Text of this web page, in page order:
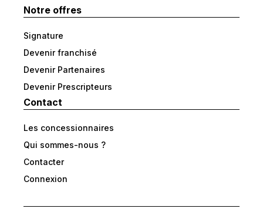
Notre offres
Signature
Devenir franchisé
Devenir Partenaires
Devenir Prescripteurs
Contact
Les concessionnaires
Qui sommes-nous ?
Contacter
Connexion